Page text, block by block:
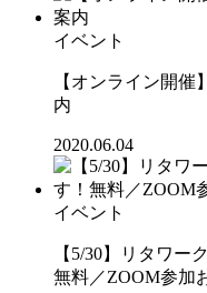
イベント
【オンライン開催
内
2020.06.04
イベント
【5/30】リタワー
無料／ZOOM参加